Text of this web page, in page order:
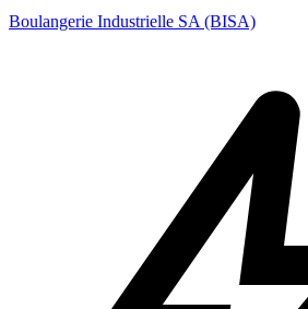
Boulangerie Industrielle SA (BISA)